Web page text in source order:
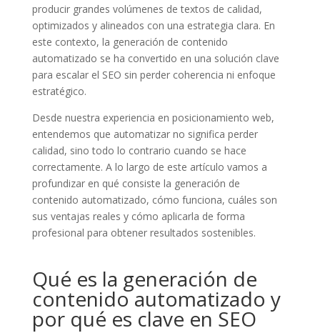
producir grandes volúmenes de textos de calidad,
optimizados y alineados con una estrategia clara. En
este contexto, la generación de contenido
automatizado se ha convertido en una solución clave
para escalar el SEO sin perder coherencia ni enfoque
estratégico.
Desde nuestra experiencia en posicionamiento web,
entendemos que automatizar no significa perder
calidad, sino todo lo contrario cuando se hace
correctamente. A lo largo de este artículo vamos a
profundizar en qué consiste la generación de
contenido automatizado, cómo funciona, cuáles son
sus ventajas reales y cómo aplicarla de forma
profesional para obtener resultados sostenibles.
Qué es la generación de
contenido automatizado y
por qué es clave en SEO